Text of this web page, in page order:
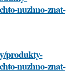
nuzhno-znat-
produkty-
nuzhno-znat-